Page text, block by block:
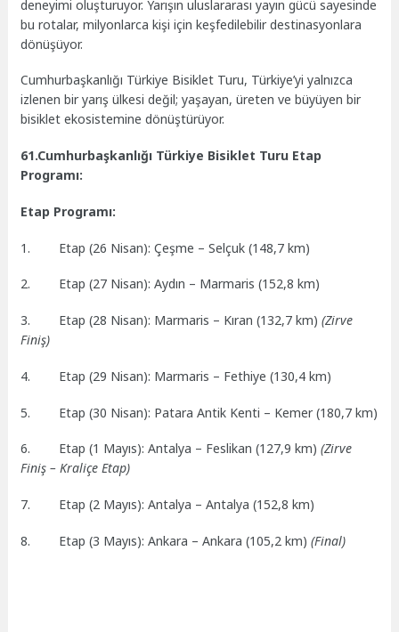
deneyimi oluşturuyor. Yarışın uluslararası yayın gücü sayesinde
bu rotalar, milyonlarca kişi için keşfedilebilir destinasyonlara
dönüşüyor.
Cumhurbaşkanlığı Türkiye Bisiklet Turu, Türkiye’yi yalnızca
izlenen bir yarış ülkesi değil; yaşayan, üreten ve büyüyen bir
bisiklet ekosistemine dönüştürüyor.
61.Cumhurbaşkanlığı Türkiye Bisiklet Turu Etap
Programı:
Etap Programı:
1. Etap (26 Nisan): Çeşme – Selçuk (148,7 km)
2. Etap (27 Nisan): Aydın – Marmaris (152,8 km)
3. Etap (28 Nisan): Marmaris – Kıran (132,7 km)(Zirve
Finiş)
4. Etap (29 Nisan): Marmaris – Fethiye (130,4 km)
5. Etap (30 Nisan): Patara Antik Kenti – Kemer (180,7 km)
6. Etap (1 Mayıs): Antalya – Feslikan (127,9 km)(Zirve
Finiş – Kraliçe Etap)
7. Etap (2 Mayıs): Antalya – Antalya (152,8 km)
8. Etap (3 Mayıs): Ankara – Ankara (105,2 km)(Final)